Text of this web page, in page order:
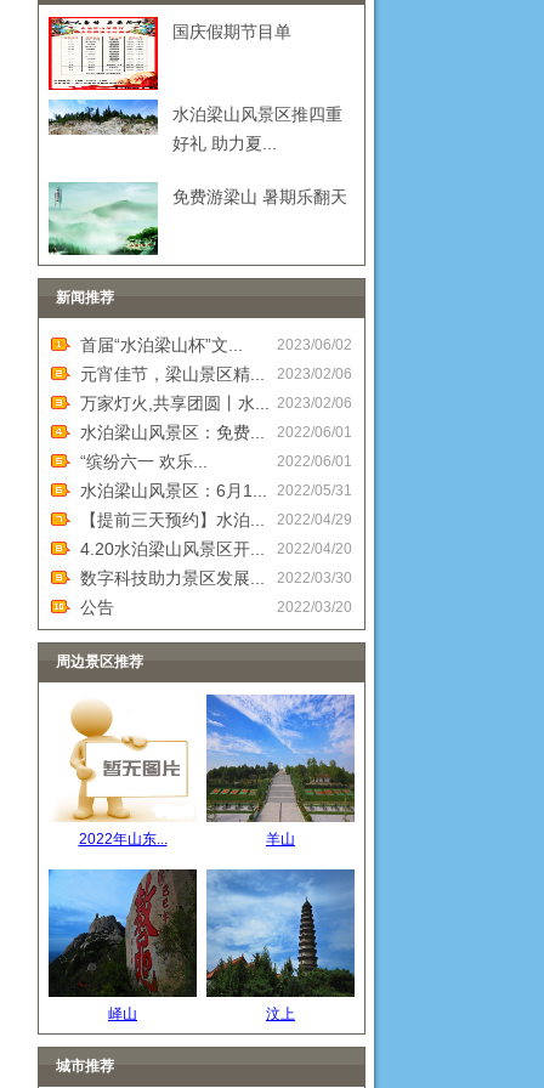
国庆假期节目单
水泊梁山风景区推四重
好礼 助力夏...
免费游梁山 暑期乐翻天
新闻推荐
2023/06/02
首届“水泊梁山杯”文...
2023/02/06
元宵佳节，梁山景区精...
2023/02/06
万家灯火,共享团圆丨水...
2022/06/01
水泊梁山风景区：免费...
2022/06/01
“缤纷六一 欢乐...
2022/05/31
水泊梁山风景区：6月1...
2022/04/29
【提前三天预约】水泊...
2022/04/20
4.20水泊梁山风景区开...
2022/03/30
数字科技助力景区发展...
2022/03/20
公告
周边景区推荐
2022年山东... 羊山
峄山 汶上
城市推荐